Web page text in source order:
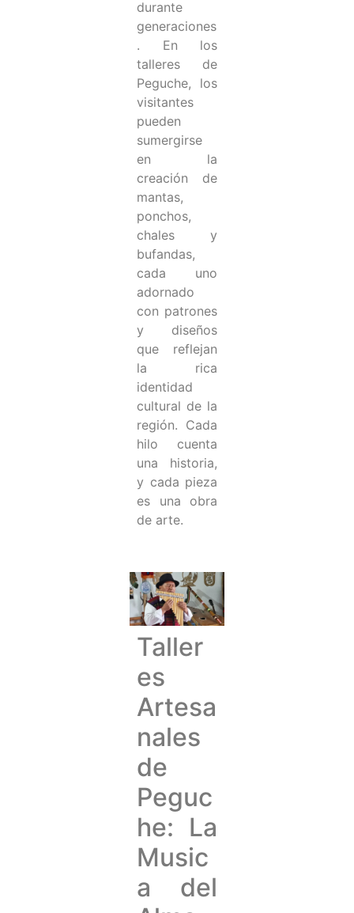
durante
generaciones
. En los
talleres de
Peguche, los
visitantes
pueden
sumergirse
en la
creación de
mantas,
ponchos,
chales y
bufandas,
cada uno
adornado
con patrones
y diseños
que reflejan
la rica
identidad
cultural de la
región. Cada
hilo cuenta
una historia,
y cada pieza
es una obra
de arte.
Taller
es
Artesa
nales
de
Peguc
he: La
Music
a del